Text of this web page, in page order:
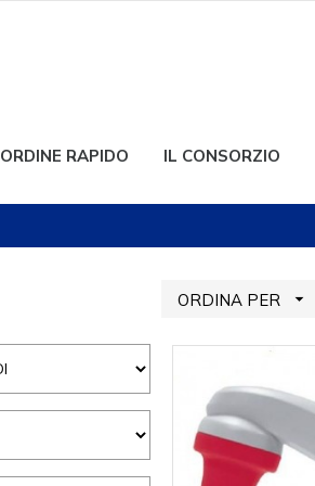
ORDINE RAPIDO IL CONSORZIO
ORDINA PER 